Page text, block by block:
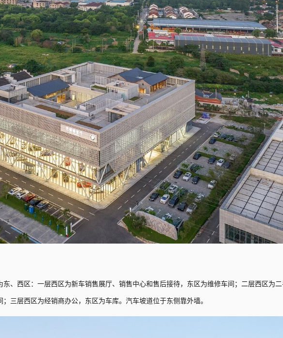
、西区：一层西区为新车销售展厅、销售中心和售后接待，东区为维修车间；二层西区为
三层西区为经销商办公，东区为车库。汽车坡道位于东侧靠外墙。